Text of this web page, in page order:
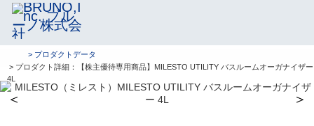
> プロダクトデータ
> プロダクト詳細：【株主優待専用商品】MILESTO UTILITY バスルームオーガナイザー
4L
＜ ＞